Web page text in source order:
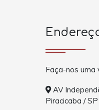
Faça-nos uma
AV
Piracicaba / SP